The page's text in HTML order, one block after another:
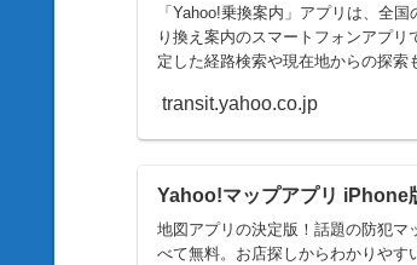
「Yahoo!乗換案内」アプリは、全
り換え案内のスマートフォンアプ
定した経路検索や現在地からの探索
transit.yahoo.co.jp
Yahoo!マップアプリ
地図アプリの決定版！話題の防犯マ
べて無料。お店探しからわかりやす